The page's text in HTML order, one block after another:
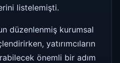
listelemişti.
düzenlenmiş kurumsal
yatırımcıların
önemli bir adım